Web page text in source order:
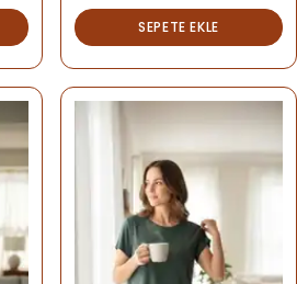
SEPETE EKLE